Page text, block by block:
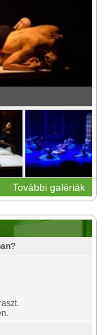
További galériák